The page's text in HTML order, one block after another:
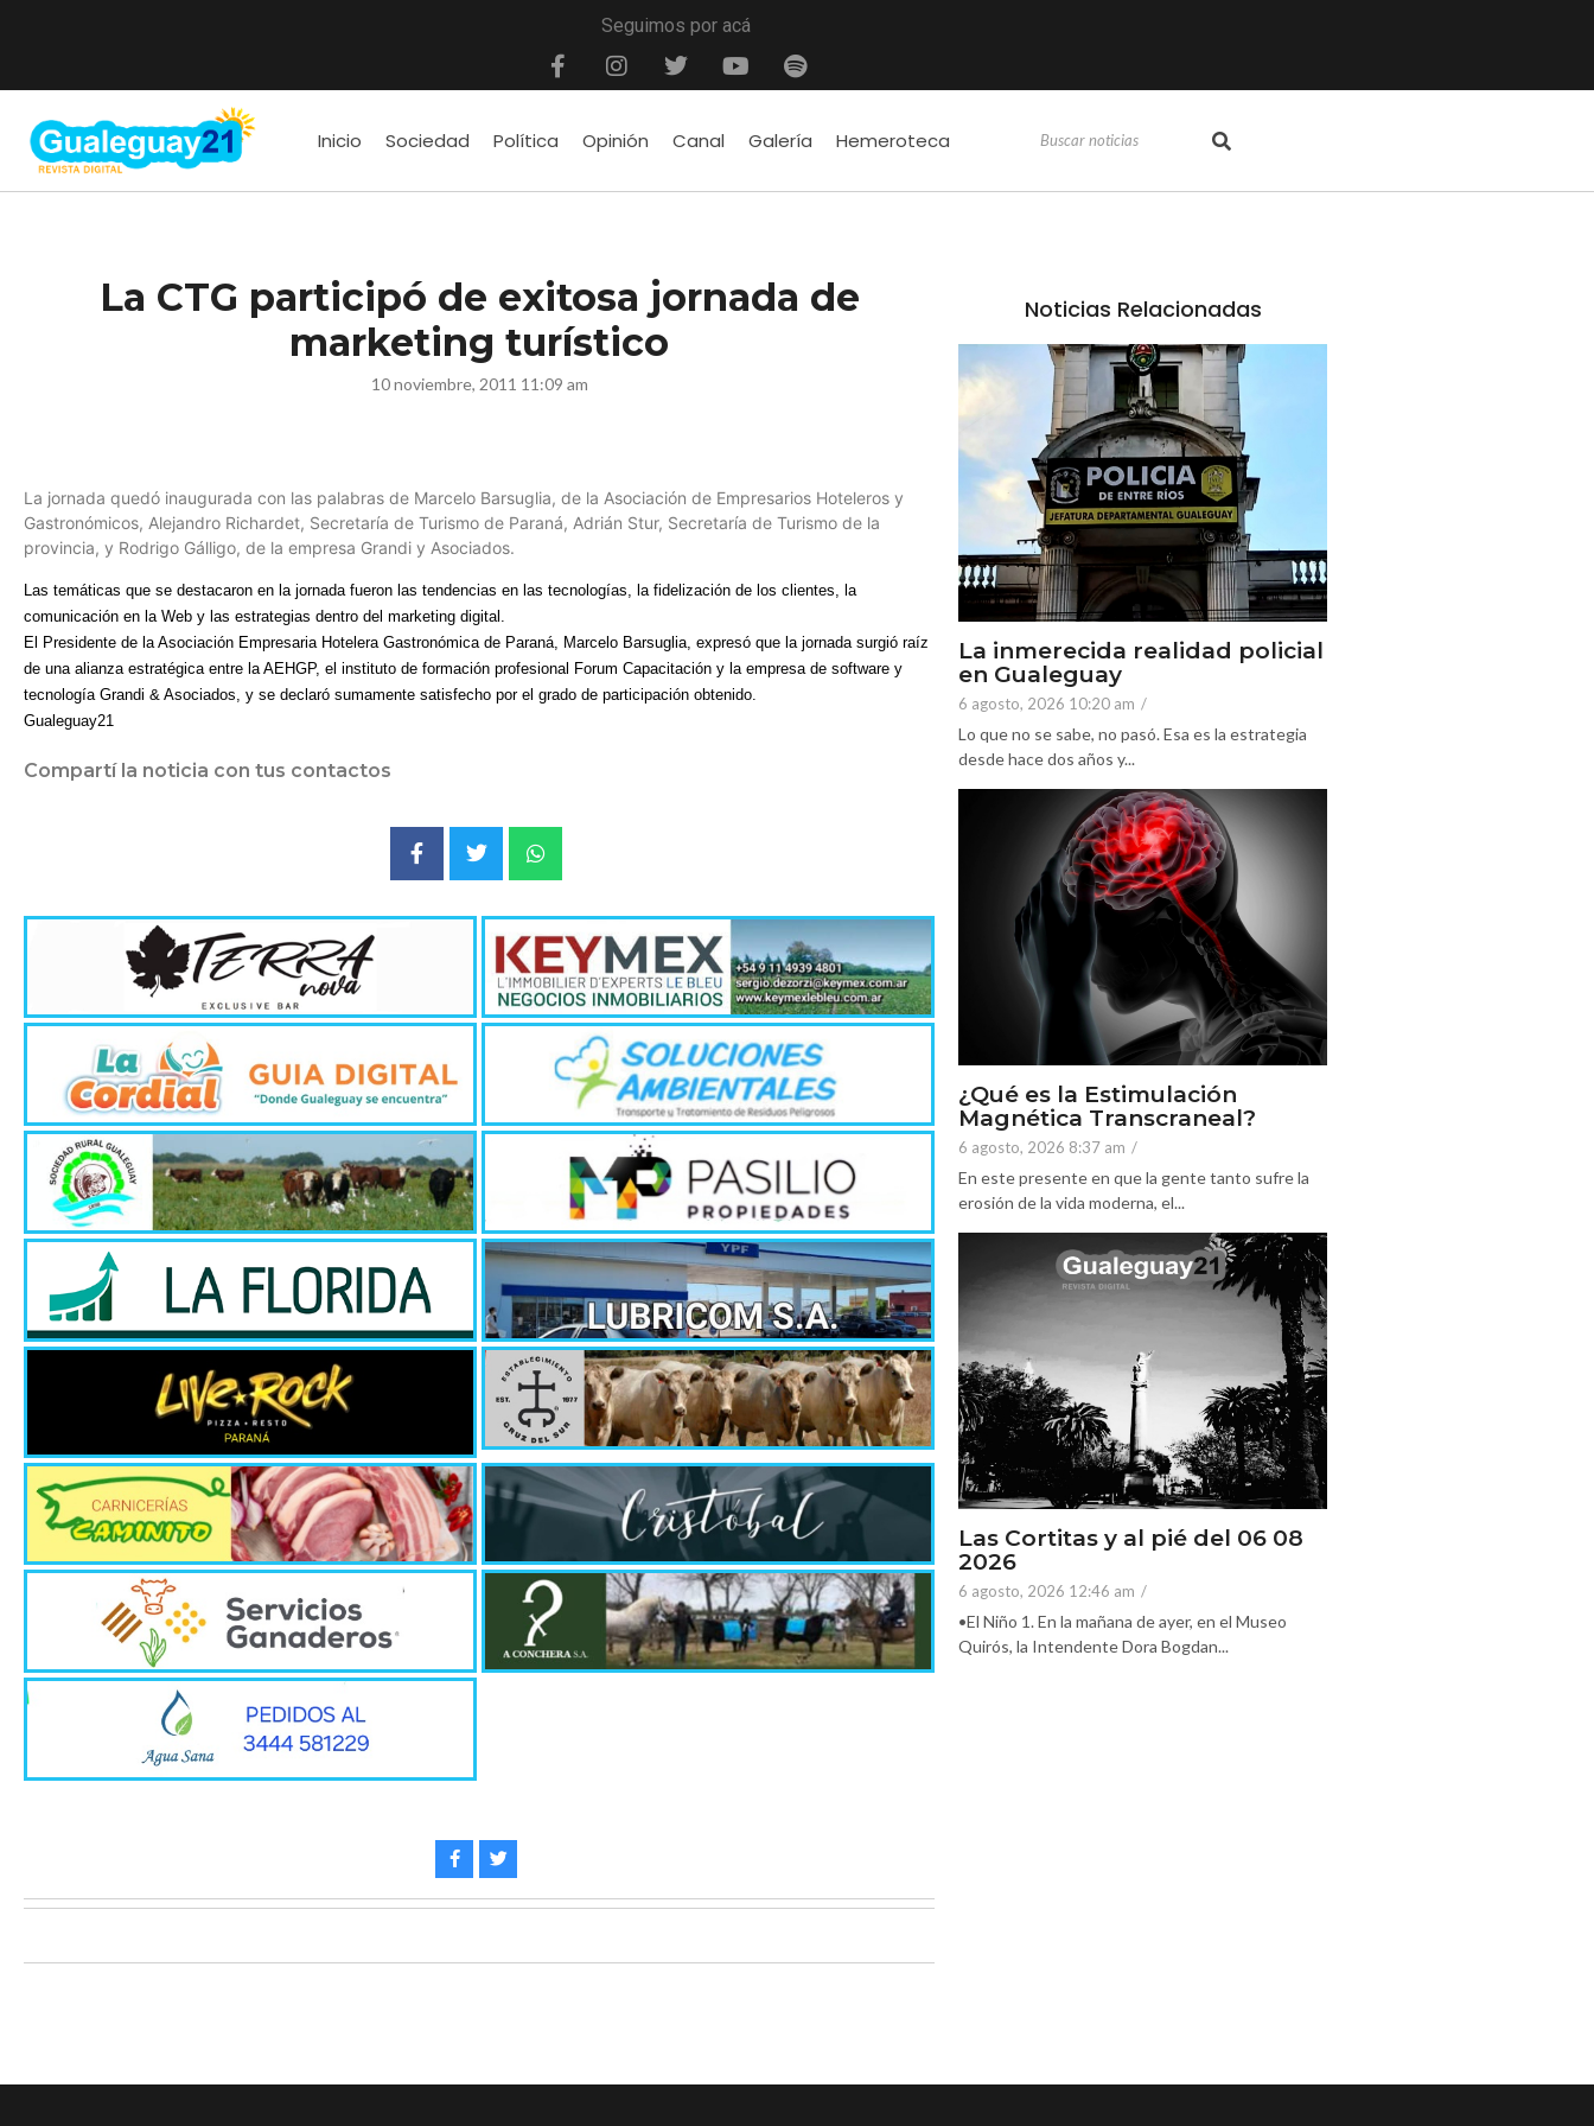
Seguimos por acá
Inicio Sociedad Política Opinión Canal Galería Hemeroteca
La CTG participó de exitosa jornada de
marketing turístico
10 noviembre, 2011 11:09 am
La jornada quedó inaugurada con las palabras de Marcelo Barsuglia, de la Asociación de Empresarios Hoteleros y
Gastronómicos, Alejandro Richardet, Secretaría de Turismo de Paraná, Adrián Stur, Secretaría de Turismo de la
provincia, y Rodrigo Gálligo, de la empresa Grandi y Asociados.
Las temáticas que se destacaron en la jornada fueron las tendencias en las tecnologías, la fidelización de los clientes, la
comunicación en la Web y las estrategias dentro del marketing digital.
El Presidente de la Asociación Empresaria Hotelera Gastronómica de Paraná, Marcelo Barsuglia, expresó que la jornada surgió raíz
de una alianza estratégica entre la AEHGP, el instituto de formación profesional Forum Capacitación y la empresa de software y
tecnología Grandi & Asociados, y se declaró sumamente satisfecho por el grado de participación obtenido.
Gualeguay21
Compartí la noticia con tus contactos
Noticias Relacionadas
La inmerecida realidad policial
en Gualeguay
6 agosto, 2026 10:20 am /
Lo que no se sabe, no pasó. Esa es la estrategia
desde hace dos años y...
¿Qué es la Estimulación
Magnética Transcraneal?
6 agosto, 2026 8:37 am /
En este presente en que la gente tanto sufre la
erosión de la vida moderna, el...
Las Cortitas y al pié del 06 08
2026
6 agosto, 2026 12:46 am /
•El Niño 1. En la mañana de ayer, en el Museo
Quirós, la Intendente Dora Bogdan...